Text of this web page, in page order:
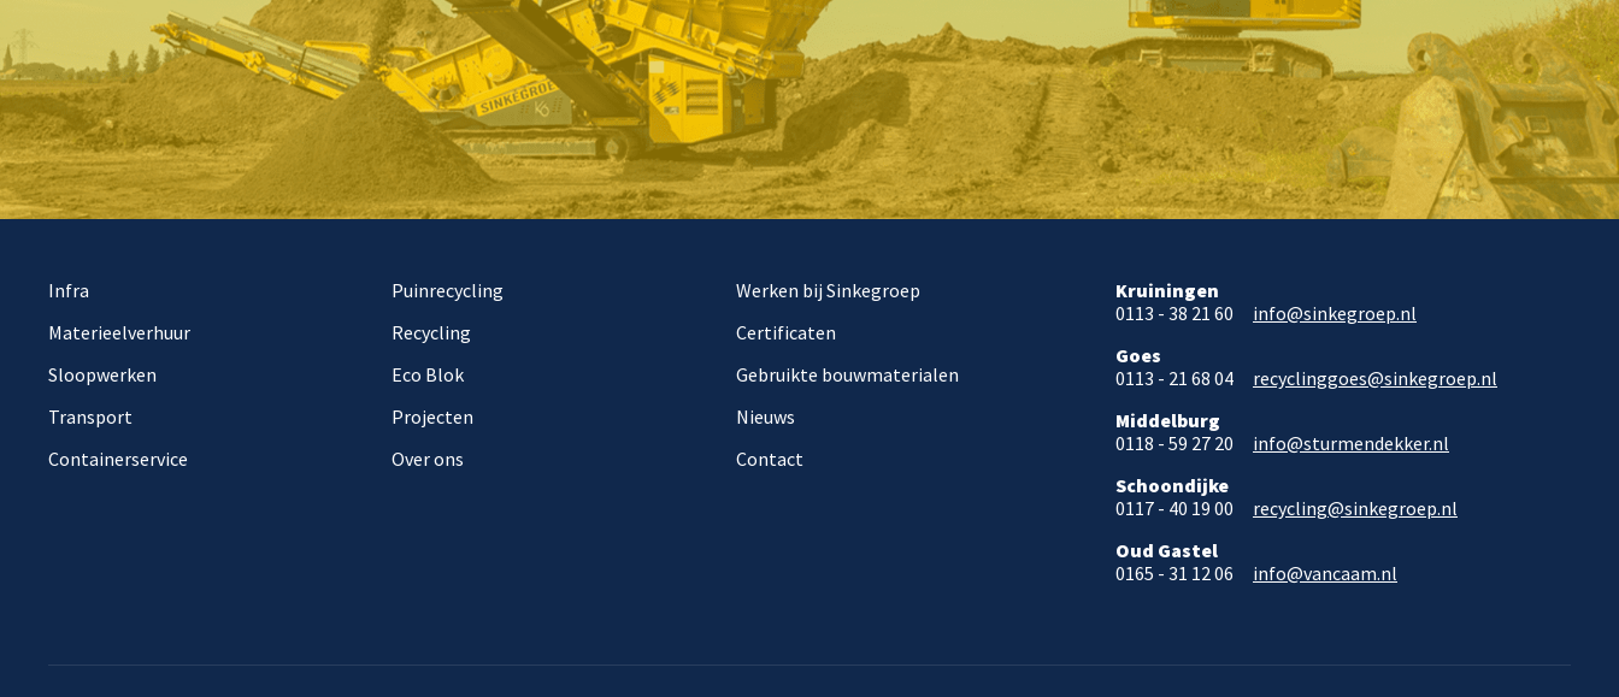
Infra
Materieelverhuur
Sloopwerken
Transport
Containerservice
Puinrecycling
Recycling
Eco Blok
Projecten
Over ons
Werken bij Sinkegroep
Certificaten
Gebruikte bouwmaterialen
Nieuws
Contact
Kruiningen
0113 - 38 21 60
info@sinkegroep.nl
Goes
0113 - 21 68 04
recyclinggoes@sinkegroep.nl
Middelburg
0118 - 59 27 20
info@sturmendekker.nl
Schoondijke
0117 - 40 19 00
recycling@sinkegroep.nl
Oud Gastel
0165 - 31 12 06
info@vancaam.nl